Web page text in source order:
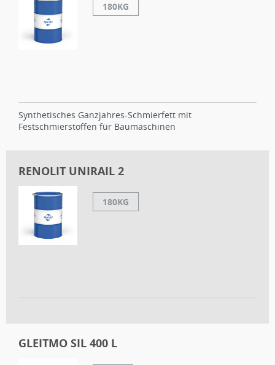
180KG
Synthetisches Ganzjahres-Schmierfett mit
Festschmierstoffen für Baumaschinen
RENOLIT UNIRAIL 2
180KG
GLEITMO SIL 400 L